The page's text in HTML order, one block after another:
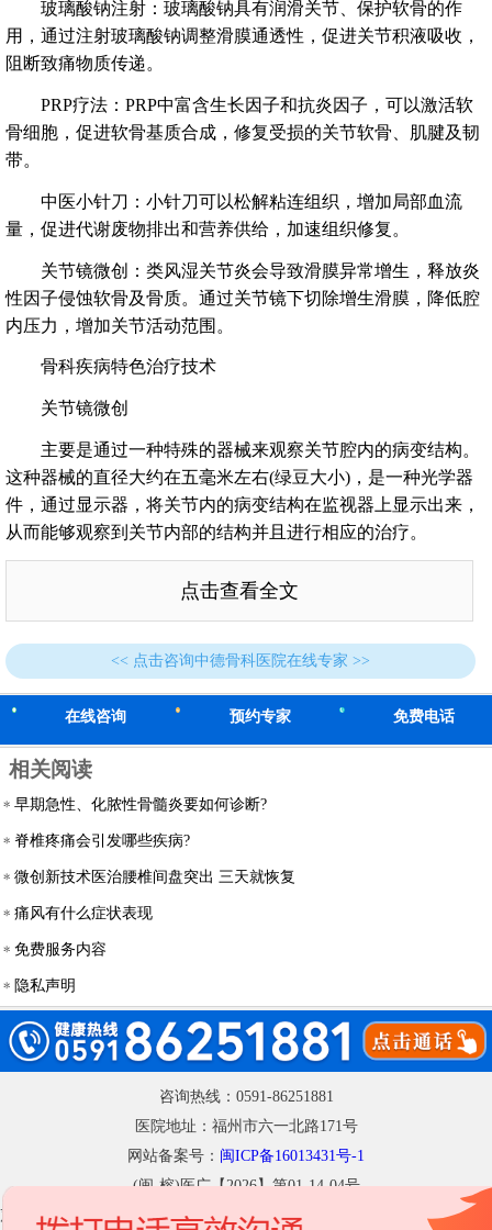
玻璃酸钠注射：玻璃酸钠具有润滑关节、保护软骨的作
用，通过注射玻璃酸钠调整滑膜通透性，促进关节积液吸收，
阻断致痛物质传递。
PRP疗法：PRP中富含生长因子和抗炎因子，可以激活软
骨细胞，促进软骨基质合成，修复受损的关节软骨、肌腱及韧
带。
中医小针刀：小针刀可以松解粘连组织，增加局部血流
量，促进代谢废物排出和营养供给，加速组织修复。
关节镜微创：类风湿关节炎会导致滑膜异常增生，释放炎
性因子侵蚀软骨及骨质。通过关节镜下切除增生滑膜，降低腔
内压力，增加关节活动范围。
骨科疾病特色治疗技术
关节镜微创
主要是通过一种特殊的器械来观察关节腔内的病变结构。
这种器械的直径大约在五毫米左右(绿豆大小)，是一种光学器
件，通过显示器，将关节内的病变结构在监视器上显示出来，
从而能够观察到关节内部的结构并且进行相应的治疗。
点击查看全文
<< 点击咨询中德骨科医院在线专家 >>
在线咨询 预约专家 免费电话
相关阅读
早期急性、化脓性骨髓炎要如何诊断?
脊椎疼痛会引发哪些疾病?
微创新技术医治腰椎间盘突出 三天就恢复
痛风有什么症状表现
免费服务内容
隐私声明
咨询热线：0591-86251881
医院地址：福州市六一北路171号
网站备案号： 闽ICP备16013431号-1
(闽-榕)医广【2026】第01-14-04号
声明：网站部分内容及图片源自网络，如有侵权请联系删除，文章不做诊